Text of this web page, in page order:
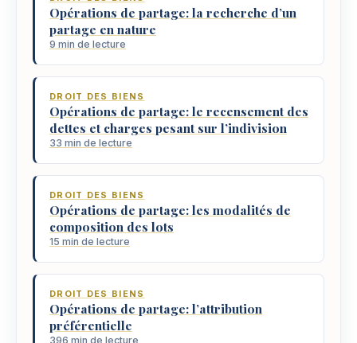
Opérations de partage: la recherche d’un
partage en nature
9 min de lecture
DROIT DES BIENS
Opérations de partage: le recensement des
dettes et charges pesant sur l’indivision
33 min de lecture
DROIT DES BIENS
Opérations de partage: les modalités de
composition des lots
15 min de lecture
DROIT DES BIENS
Opérations de partage: l’attribution
préférentielle
396 min de lecture